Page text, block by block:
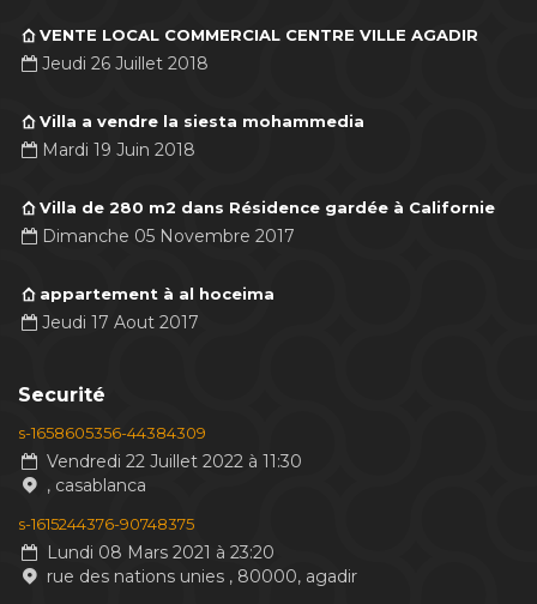
VENTE LOCAL COMMERCIAL CENTRE VILLE AGADIR
Jeudi 26 Juillet 2018
Villa a vendre la siesta mohammedia
Mardi 19 Juin 2018
Villa de 280 m2 dans Résidence gardée à Californie
Dimanche 05 Novembre 2017
appartement à al hoceima
Jeudi 17 Aout 2017
Securité
s-1658605356-44384309
Vendredi 22 Juillet 2022 à 11:30
, casablanca
s-1615244376-90748375
Lundi 08 Mars 2021 à 23:20
rue des nations unies , 80000, agadir